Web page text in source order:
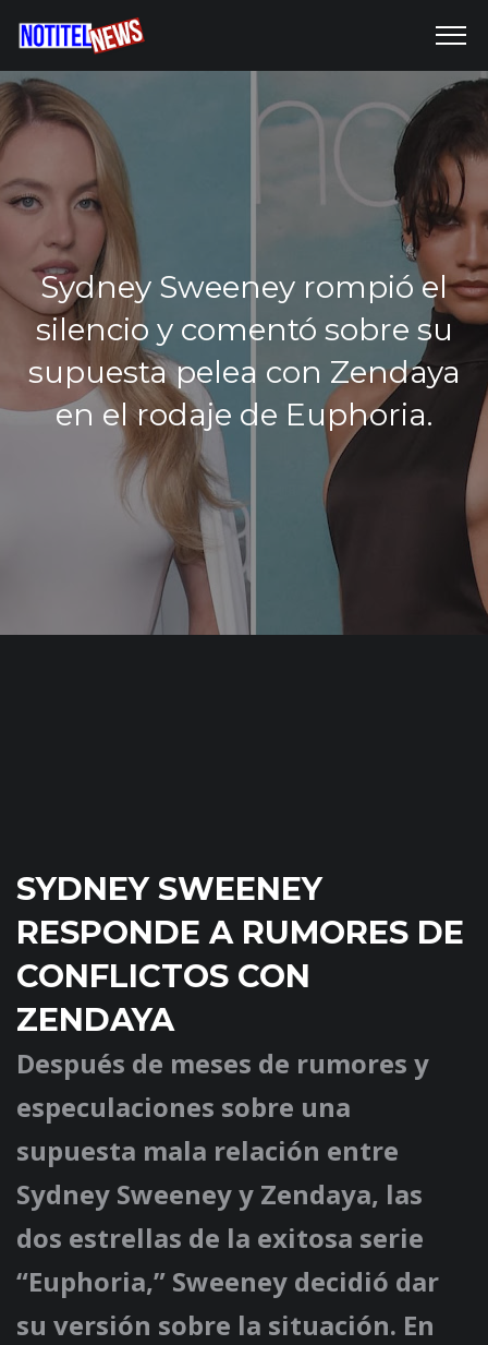
Sydney Sweeney rompió el
silencio y comentó sobre su
supuesta pelea con Zendaya
en el rodaje de Euphoria.
SYDNEY SWEENEY
RESPONDE A RUMORES DE
CONFLICTOS CON
ZENDAYA
Después de meses de rumores y
especulaciones sobre una
supuesta mala relación entre
Sydney Sweeney y Zendaya, las
dos estrellas de la exitosa serie
“Euphoria,” Sweeney decidió dar
su versión sobre la situación. En